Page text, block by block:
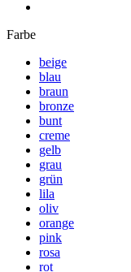
Farbe
beige
blau
braun
bronze
bunt
creme
gelb
grau
grün
lila
oliv
orange
pink
rosa
rot